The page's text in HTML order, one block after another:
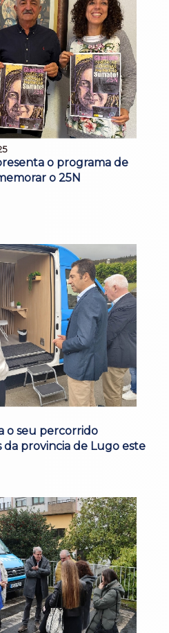
o programa de
o 25N
o seu percorrido
da provincia de Lugo este